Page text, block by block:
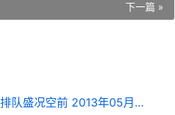
下一篇 »
《战火和永恒》千人排队盛况空前 2013年05月31日开新服迎新兄弟相聚 战火与永恒 怎么样